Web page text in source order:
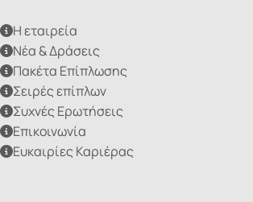
Η εταιρεία
Νέα & Δράσεις
Πακέτα Επίπλωσης
Σειρές επίπλων
Συχνές Ερωτήσεις
Επικοινωνία
Ευκαιρίες Καριέρας